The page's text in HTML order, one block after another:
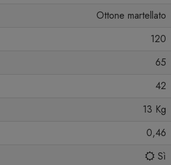
Ottone martellato
120
65
42
13 Kg
0,46
Sì